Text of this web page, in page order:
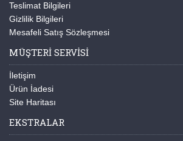
Teslimat Bilgileri
Gizlilik Bilgileri
Mesafeli Satış Sözleşmesi
MÜŞTERI SERVISI
İletişim
Ürün İadesi
Site Haritası
EKSTRALAR